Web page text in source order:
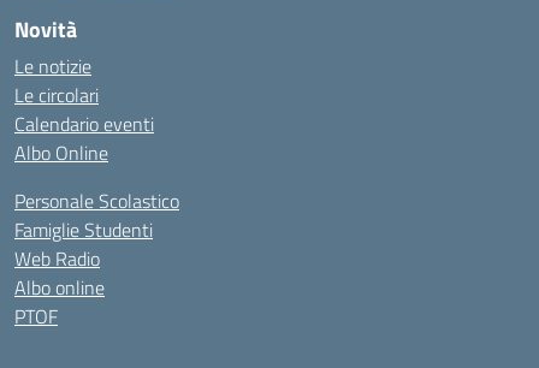
Novità
Le notizie
Le circolari
Calendario eventi
Albo Online
Personale Scolastico
Famiglie Studenti
Web Radio
Albo online
PTOF